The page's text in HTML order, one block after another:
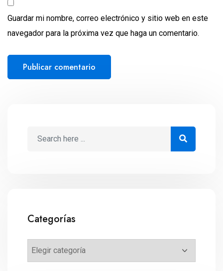
Guardar mi nombre, correo electrónico y sitio web en este
navegador para la próxima vez que haga un comentario.
Categorías